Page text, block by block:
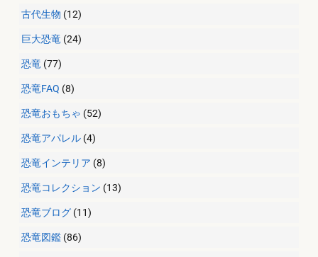
古代生物 (12)
巨大恐竜 (24)
恐竜 (77)
恐竜FAQ (8)
恐竜おもちゃ (52)
恐竜アパレル (4)
恐竜インテリア (8)
恐竜コレクション (13)
恐竜ブログ (11)
恐竜図鑑 (86)